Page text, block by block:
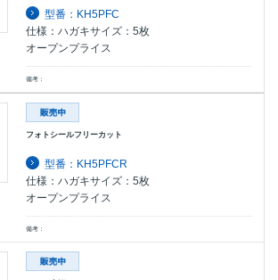
型番：KH5PFC
仕様：ハガキサイズ：5枚
オープンプライス
備考：
フォトシールフリーカット
型番：KH5PFCR
仕様：ハガキサイズ：5枚
オープンプライス
備考：